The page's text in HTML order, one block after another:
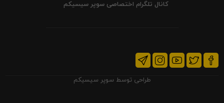
کانال تلگرام اختصاصی سوپر سیسیکم
طراحی توسط سوپر سیسیکم